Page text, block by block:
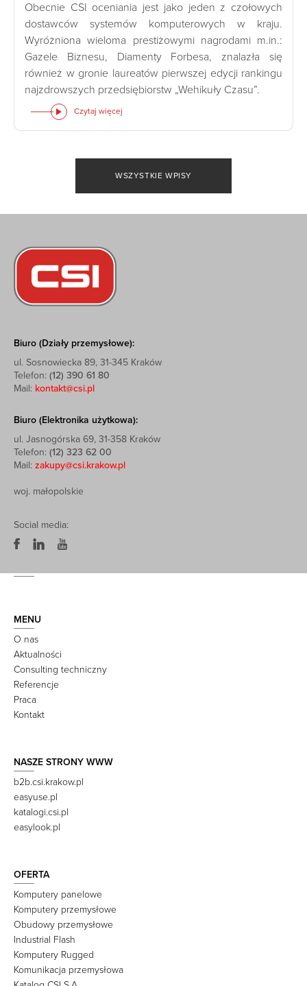
Obecnie CSI oceniania jest jako jeden z czołowych
dostawców systemów komputerowych w kraju.
Wyróżniona wieloma prestiżowymi nagrodami m.in.:
Gazele Biznesu, Diamenty Forbesa, znalazła się
również w gronie laureatów pierwszej edycji rankingu
najzdrowszych przedsiębiorstw „Wehikuły Czasu”.
Czytaj więcej
WSZYSTKIE WPISY
Biuro (Działy przemysłowe):
ul. Sosnowiecka 89, 31-345 Kraków
Telefon: (12) 390 61 80
Mail: kontakt@csi.pl
Biuro (Elektronika użytkowa):
ul. Jasnogórska 69, 31-358 Kraków
Telefon: (12) 323 62 00
Mail: zakupy@csi.krakow.pl
woj. małopolskie
Social media:
MENU
O nas
Aktualności
Consulting techniczny
Referencje
Praca
Kontakt
NASZE STRONY WWW
b2b.csi.krakow.pl
easyuse.pl
katalogi.csi.pl
easylook.pl
OFERTA
Komputery panelowe
Komputery przemysłowe
Obudowy przemysłowe
Industrial Flash
Komputery Rugged
Komunikacja przemysłowa